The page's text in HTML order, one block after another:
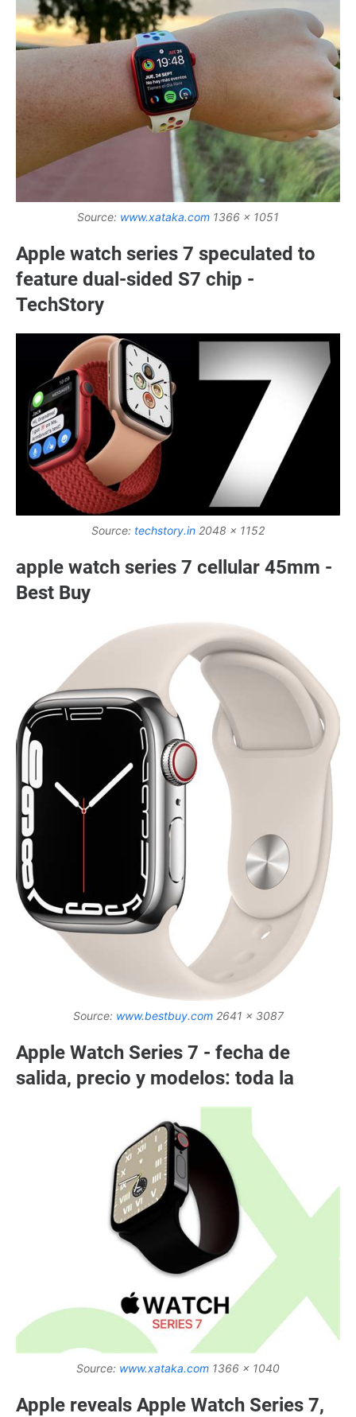
Source: www.xataka.com 1366 x 1051
Apple watch series 7 speculated to
feature dual-sided S7 chip -
TechStory
Source: techstory.in 2048 x 1152
apple watch series 7 cellular 45mm -
Best Buy
Source: www.bestbuy.com2641 x 3087
Apple Watch Series 7 - fecha de
salida, precio y modelos: toda la
Source: www.xataka.com 1366 x 1040
Apple reveals Apple Watch Series 7,